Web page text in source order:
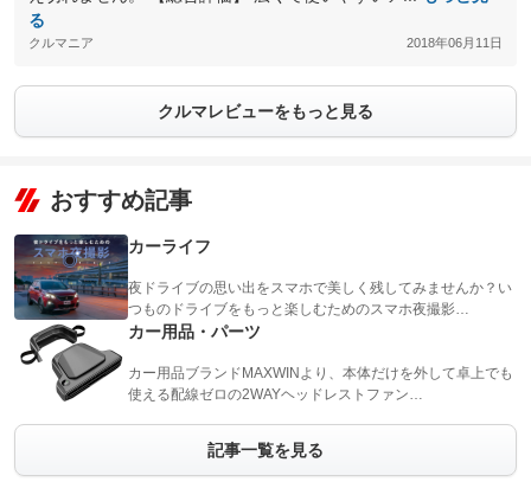
る
クルマニア 2018年06月11日
クルマレビューをもっと見る
おすすめ記事
カーライフ
夜ドライブの思い出をスマホで美しく残してみませんか？い
つものドライブをもっと楽しむためのスマホ夜撮影…
カー用品・パーツ
カー用品ブランドMAXWINより、本体だけを外して卓上でも
使える配線ゼロの2WAYヘッドレストファン…
記事一覧を見る